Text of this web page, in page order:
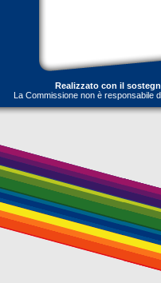
Realizzato con il
La Commissione non è responsabile